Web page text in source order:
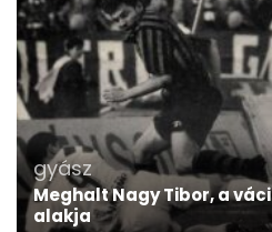
gyász
Meghalt Nagy Tibor, a
alakja